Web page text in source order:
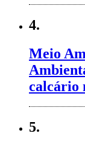
4.
Meio
calcário
5.